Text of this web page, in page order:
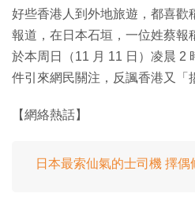
好些香港人到外地旅遊，都喜歡
報道，在日本石垣，一位姓蔡報
於本周日（11 月 11 日）凌晨 2
件引來網民關注，反諷香港又「
【網絡熱話】
日本最索仙氣的士司機 擇